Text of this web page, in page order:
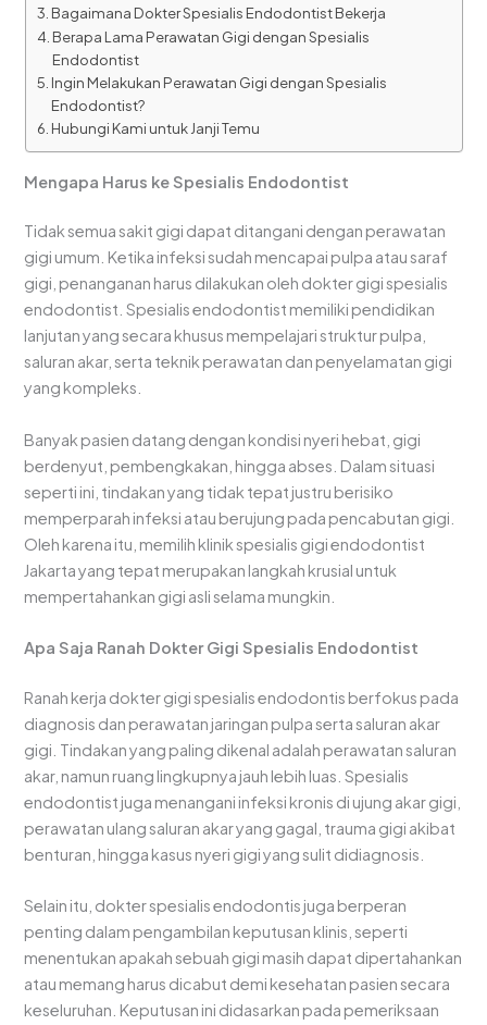
Bagaimana Dokter Spesialis Endodontist Bekerja
Berapa Lama Perawatan Gigi dengan Spesialis
Endodontist
Ingin Melakukan Perawatan Gigi dengan Spesialis
Endodontist?
Hubungi Kami untuk Janji Temu
Mengapa Harus ke Spesialis Endodontist
Tidak semua sakit gigi dapat ditangani dengan perawatan
gigi umum. Ketika infeksi sudah mencapai pulpa atau saraf
gigi, penanganan harus dilakukan oleh dokter gigi spesialis
endodontist. Spesialis endodontist memiliki pendidikan
lanjutan yang secara khusus mempelajari struktur pulpa,
saluran akar, serta teknik perawatan dan penyelamatan gigi
yang kompleks.
Banyak pasien datang dengan kondisi nyeri hebat, gigi
berdenyut, pembengkakan, hingga abses. Dalam situasi
seperti ini, tindakan yang tidak tepat justru berisiko
memperparah infeksi atau berujung pada pencabutan gigi.
Oleh karena itu, memilih klinik spesialis gigi endodontist
Jakarta yang tepat merupakan langkah krusial untuk
mempertahankan gigi asli selama mungkin.
Apa Saja Ranah Dokter Gigi Spesialis Endodontist
Ranah kerja dokter gigi spesialis endodontis berfokus pada
diagnosis dan perawatan jaringan pulpa serta saluran akar
gigi. Tindakan yang paling dikenal adalah perawatan saluran
akar, namun ruang lingkupnya jauh lebih luas. Spesialis
endodontist juga menangani infeksi kronis di ujung akar gigi,
perawatan ulang saluran akar yang gagal, trauma gigi akibat
benturan, hingga kasus nyeri gigi yang sulit didiagnosis.
Selain itu, dokter spesialis endodontis juga berperan
penting dalam pengambilan keputusan klinis, seperti
menentukan apakah sebuah gigi masih dapat dipertahankan
atau memang harus dicabut demi kesehatan pasien secara
keseluruhan. Keputusan ini didasarkan pada pemeriksaan